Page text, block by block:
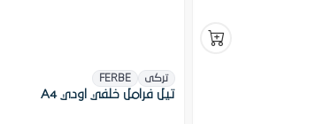
تركى FERBE
تيل فرامل خلفي اودي A4